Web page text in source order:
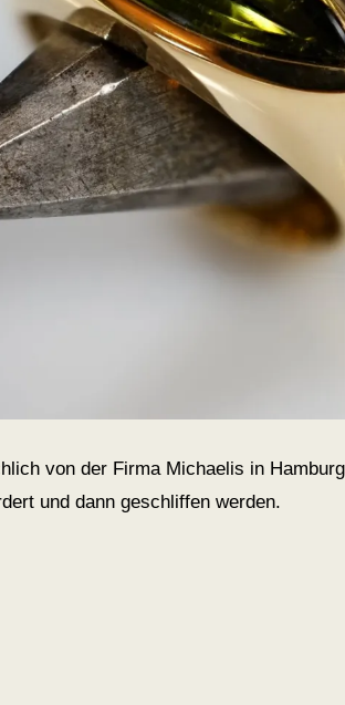
von der Firma Michaelis in
und dann geschliffen werden.